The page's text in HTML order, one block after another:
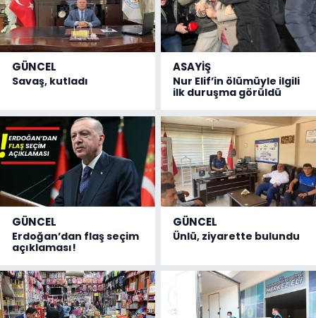
GÜNCEL
Savaş, kutladı
ASAYİŞ
Nur Elif’in ölümüyle ilgili
ilk duruşma görüldü
GÜNCEL
Erdoğan’dan flaş seçim
açıklaması!
GÜNCEL
Ünlü, ziyarette bulundu